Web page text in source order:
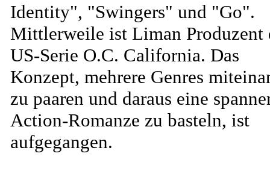
Identity", "Swingers" und "Go".
Mittlerweile ist Liman Produzent
US-Serie O.C. California. Das
Konzept, mehrere Genres
zu paaren und daraus eine
Action-Romanze zu basteln, ist
aufgegangen.